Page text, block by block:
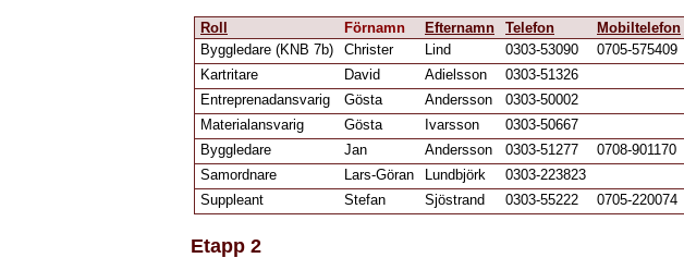
Roll Förnamn Efternamn Telefon
Mobiltelefon
Byggledare (KNB 7b)
Christer Lind 0303-53090 0705-575409
Kartritare
David Adielsson
0303-51326
Entreprenadansvarig
Gösta Andersson
0303-50002
Materialansvarig
Gösta Ivarsson
0303-50667
Byggledare
Jan Andersson 0303-51277
0708-901170
Samordnare
Lars-Göran Lundbjörk
0303-223823
Suppleant
Stefan Sjöstrand 0303-55222 0705-220074
Etapp 2